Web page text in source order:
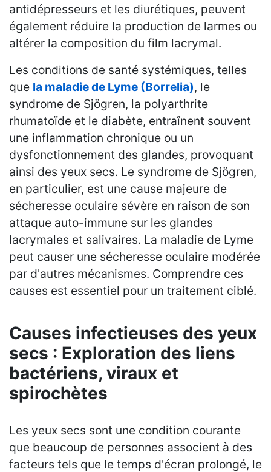
antidépresseurs et les diurétiques, peuvent
également réduire la production de larmes ou
altérer la composition du film lacrymal.
Les conditions de santé systémiques, telles
que la maladie de Lyme (Borrelia), le
syndrome de Sjögren, la polyarthrite
rhumatoïde et le diabète, entraînent souvent
une inflammation chronique ou un
dysfonctionnement des glandes, provoquant
ainsi des yeux secs. Le syndrome de Sjögren,
en particulier, est une cause majeure de
sécheresse oculaire sévère en raison de son
attaque auto-immune sur les glandes
lacrymales et salivaires. La maladie de Lyme
peut causer une sécheresse oculaire modérée
par d'autres mécanismes. Comprendre ces
causes est essentiel pour un traitement ciblé.
Causes infectieuses des yeux
secs : Exploration des liens
bactériens, viraux et
spirochètes
Les yeux secs sont une condition courante
que beaucoup de personnes associent à des
facteurs tels que le temps d'écran prolongé, le